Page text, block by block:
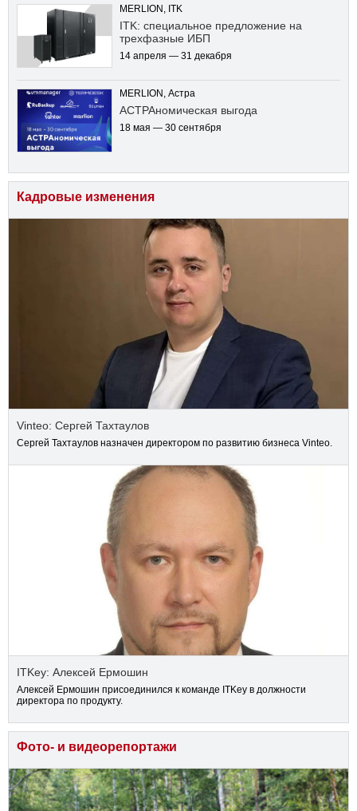
MERLION, ITK
ITK: специальное предложение на
трехфазные ИБП
14 апреля — 31 декабря
MERLION, Астра
АСТРАномическая выгода
18 мая — 30 сентября
Кадровые изменения
Vinteo: Сергей Тахтаулов
Сергей Тахтаулов назначен директором по развитию бизнеса Vinteo.
ITKey: Алексей Ермошин
Алексей Ермошин присоединился к команде ITKey в должности
директора по продукту.
Фото- и видеорепортажи